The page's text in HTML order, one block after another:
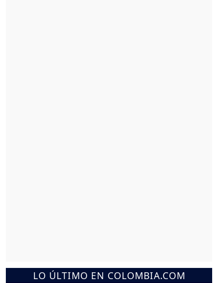
LO ÚLTIMO EN COLOMBIA.COM